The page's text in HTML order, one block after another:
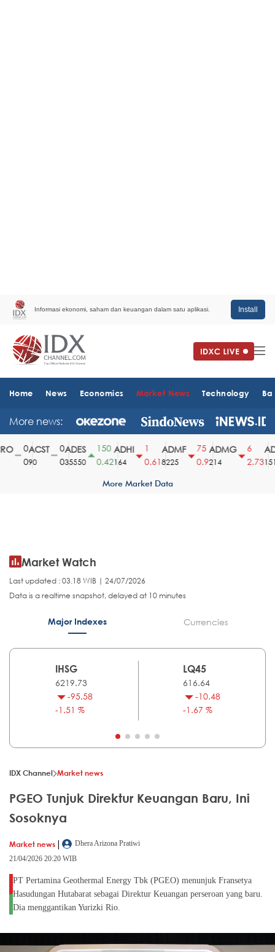
Informasi ekonomi, saham dan keuangan dalam satu aplikasi. Install
Home News Economics Market News Technology
More news:
ACST
90
ADES
35550
150
0.42
ADHI
164
0.61
ADMF
8225
75
0.9
ADMG
214
2.731510
More Market Data
Market Watch
Last updated : 03.18 WIB | 24/07/2026
Data is a realtime snapshot, delayed at 10 minutes
Major Indexes Currencies
IHSG
6219.73
-95.58
-1.51 %
LQ45
616.64
-10.48
-1.67 %
IDX Channel Market news
PGEO Tunjuk Direktur Keuangan Baru, Ini
Sosoknya
Market news |
Dhera Arizona Pratiwi
21/04/2026 20:20 WIB
PT Pertamina Geothermal Energy Tbk (PGEO) menunjuk Fransetya
Hasudungan Hutabarat sebagai Direktur Keuangan perseroan yang baru.
Dia menggantikan Yurizki Rio.